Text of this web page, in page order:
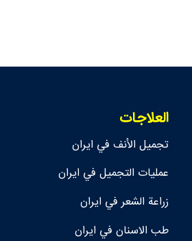
العلاجات
تجمیل الأنف في ايران
عمليات التجميل في ايران
زراعة الشعر في ايران
طب الاسنان في ايران